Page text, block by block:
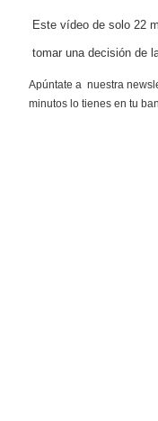
Este vídeo de solo 22
tomar una decisión de
Apúntate a nuestra
minutos lo tienes en tu